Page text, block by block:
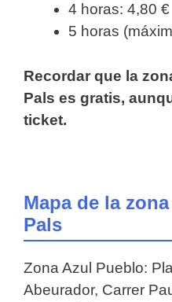
4 horas: 4,80 €
5 horas
Recordar que la
Pals es gratis,
ticket.
Mapa de la
Pals
Zona Azul Pueblo:
Abeurador, Carrer